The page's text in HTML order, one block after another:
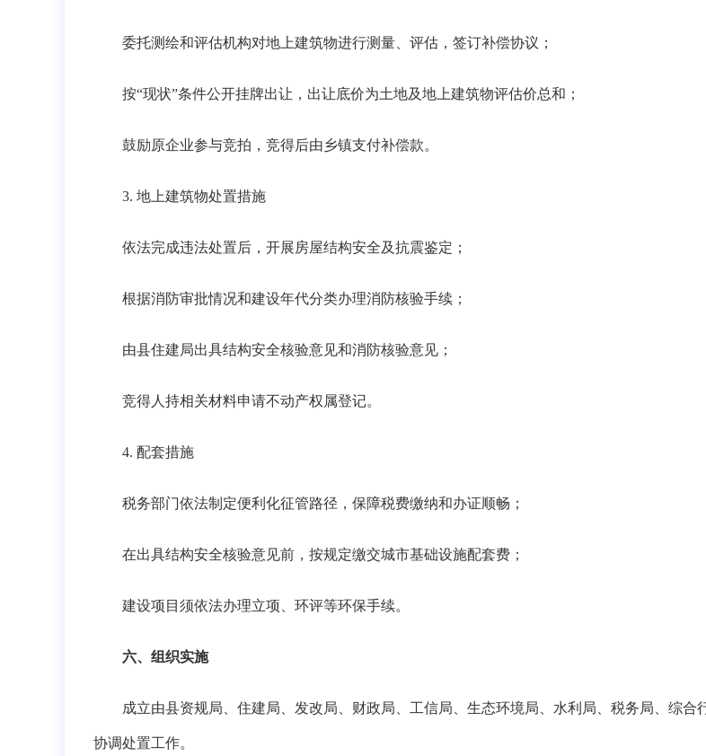
委托测绘和评估机构对地上建筑物进行测量、评估，签订补偿协议；
按“现状”条件公开挂牌出让，出让底价为土地及地上建筑物评估价总和；
鼓励原企业参与竞拍，竞得后由乡镇支付补偿款。
3. 地上建筑物处置措施
依法完成违法处置后，开展房屋结构安全及抗震鉴定；
根据消防审批情况和建设年代分类办理消防核验手续；
由县住建局出具结构安全核验意见和消防核验意见；
竞得人持相关材料申请不动产权属登记。
4. 配套措施
税务部门依法制定便利化征管路径，保障税费缴纳和办证顺畅；
在出具结构安全核验意见前，按规定缴交城市基础设施配套费；
建设项目须依法办理立项、环评等环保手续。
六、组织实施
成立由县资规局、住建局、发改局、财政局、工信局、生态环境局、水利局、税务局、综
协调处置工作。